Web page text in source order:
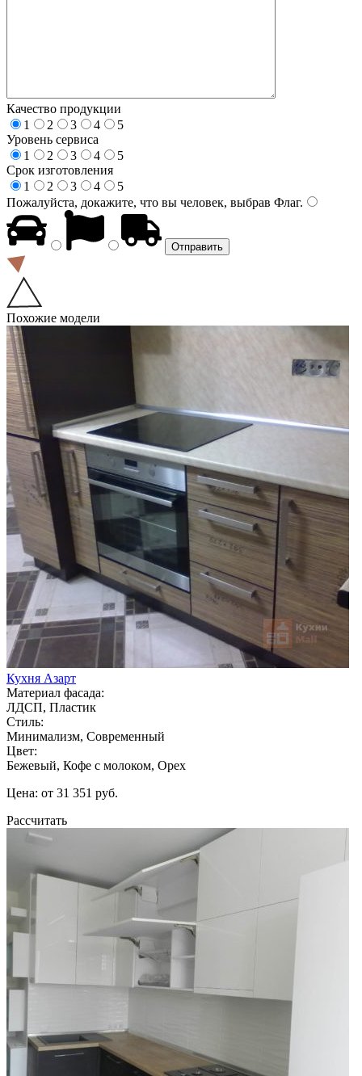
Качество продукции
1
2 3 4
5
Уровень сервиса
1
2 3 4
5
Срок изготовления
1
2 3 4
5
Пожалуйста, докажите, что вы человек, выбрав Флаг.
Похожие модели
Кухня Азарт
Материал фасада:
ЛДСП, Пластик
Стиль:
Минимализм, Современный
Цвет:
Бежевый, Кофе с молоком, Орех
Цена: от 31 351 руб.
Рассчитать